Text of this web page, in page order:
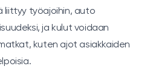
liittyy työajoihin, auto
ja kulut voidaan
kuten ajot asiakkaiden